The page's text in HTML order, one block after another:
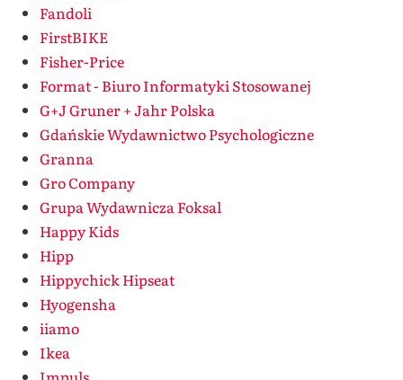
Fandoli
FirstBIKE
Fisher-Price
Format - Biuro Informatyki Stosowanej
G+J Gruner + Jahr Polska
Gdańskie Wydawnictwo Psychologiczne
Granna
Gro Company
Grupa Wydawnicza Foksal
Happy Kids
Hipp
Hippychick Hipseat
Hyogensha
iiamo
Ikea